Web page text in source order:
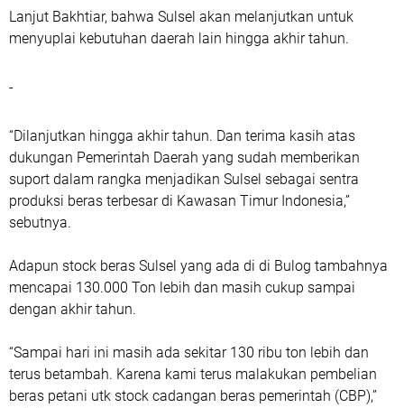
Lanjut Bakhtiar, bahwa Sulsel akan melanjutkan untuk
menyuplai kebutuhan daerah lain hingga akhir tahun.
-
“Dilanjutkan hingga akhir tahun. Dan terima kasih atas
dukungan Pemerintah Daerah yang sudah memberikan
suport dalam rangka menjadikan Sulsel sebagai sentra
produksi beras terbesar di Kawasan Timur Indonesia,”
sebutnya.
Adapun stock beras Sulsel yang ada di di Bulog tambahnya
mencapai 130.000 Ton lebih dan masih cukup sampai
dengan akhir tahun.
“Sampai hari ini masih ada sekitar 130 ribu ton lebih dan
terus betambah. Karena kami terus malakukan pembelian
beras petani utk stock cadangan beras pemerintah (CBP),”